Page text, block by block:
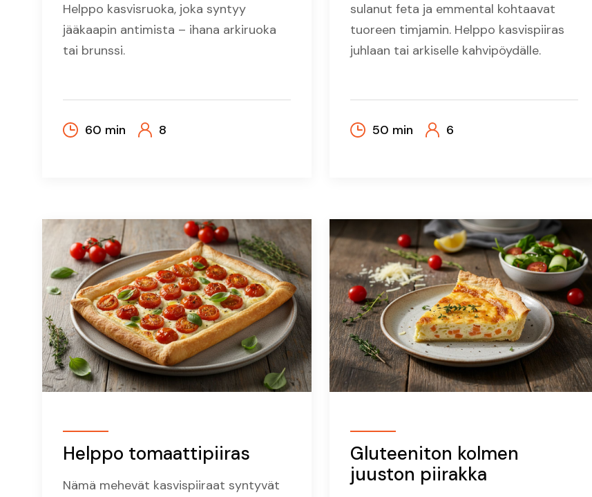
Helppo kasvisruoka, joka syntyy
jääkaapin antimista – ihana arkiruoka
tai brunssi.
60 min 8
sulanut feta ja emmental kohtaavat
tuoreen timjamin. Helppo kasvispiiras
juhlaan tai arkiselle kahvipöydälle.
50 min 6
Helppo tomaattipiiras
Nämä mehevät kasvispiiraat syntyvät
Gluteeniton kolmen
juuston piirakka